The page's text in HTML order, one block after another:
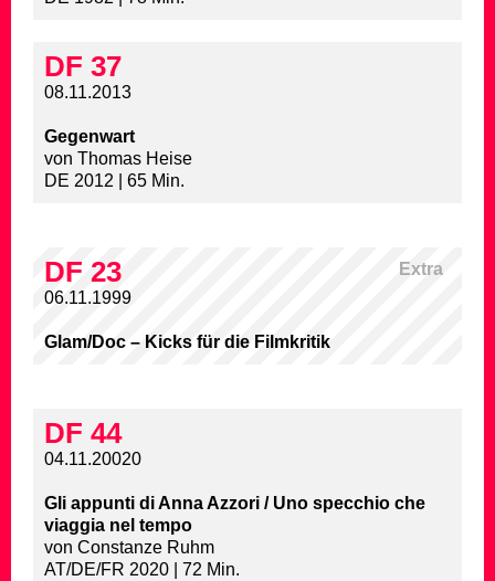
DF 37
08.11.2013
Gegenwart
von Thomas Heise
DE 2012 | 65 Min.
Extra
DF 23
06.11.1999
Glam/Doc – Kicks für die Filmkritik
DF 44
04.11.20020
Gli appunti di Anna Azzori / Uno specchio che
viaggia nel tempo
von Constanze Ruhm
AT/DE/FR 2020 | 72 Min.